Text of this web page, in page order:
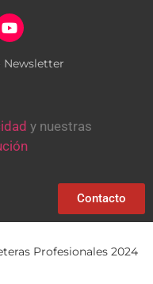
Newsletter
y nuestras
Contacto
Profesionales 2024